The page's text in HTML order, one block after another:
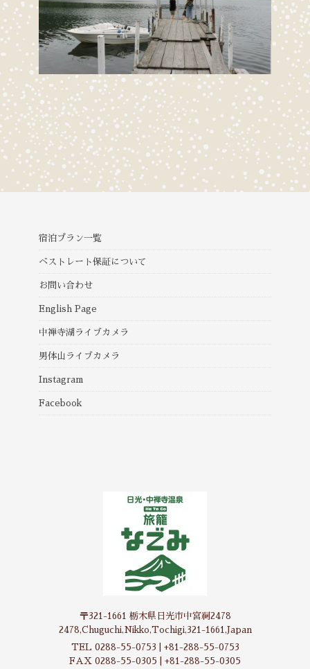
宿泊プラン一覧
ベストレート保証について
お問い合わせ
English Page
中禅寺湖ライブカメラ
男体山ライブカメラ
Instagram
Facebook
〒321-1661 栃木県日光市中宮祠2478
2478,Chuguchi,Nikko,Tochigi,321-1661,Japan
TEL 0288-55-0753 | +81-288-55-0753
FAX 0288-55-0305 | +81-288-55-0305